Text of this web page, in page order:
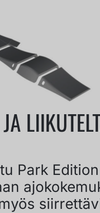
Park